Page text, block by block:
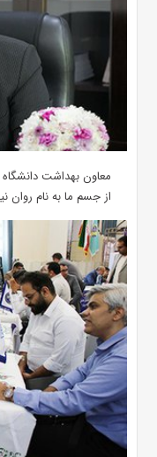
معاون بهداشت
از جسم ما به نام روان